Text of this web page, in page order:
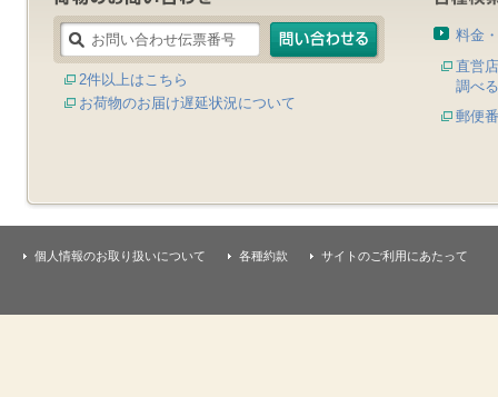
2件以上はこちら
お荷物のお届け遅延状況について
料金
直営
調べる
郵便
個人情報のお取り扱いについて 各種約款 サイトのご利用にあたって